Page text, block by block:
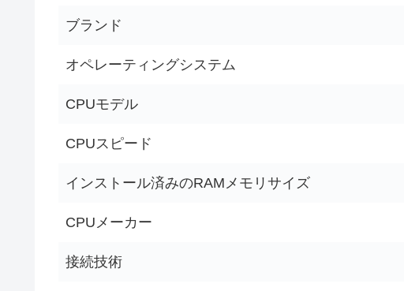
ブランド
オペレーティングシステム
CPUモデル
CPUスピード
インストール済みのRAMメモリサイズ
CPUメーカー
接続技術